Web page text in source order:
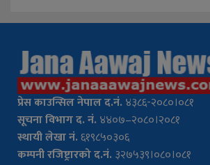
प्रेसकाउन्सिल नेपाल द.नं. ४३८६-२०८०।०८१
सूचना विभाग द. नं. ४४०७–२०८०।२०८१
स्थायी लेखा नं. ६१९८५०३०६
कम्पनी रजिष्ट्रारको द.नं. ३२७५३९।०८०।०८१